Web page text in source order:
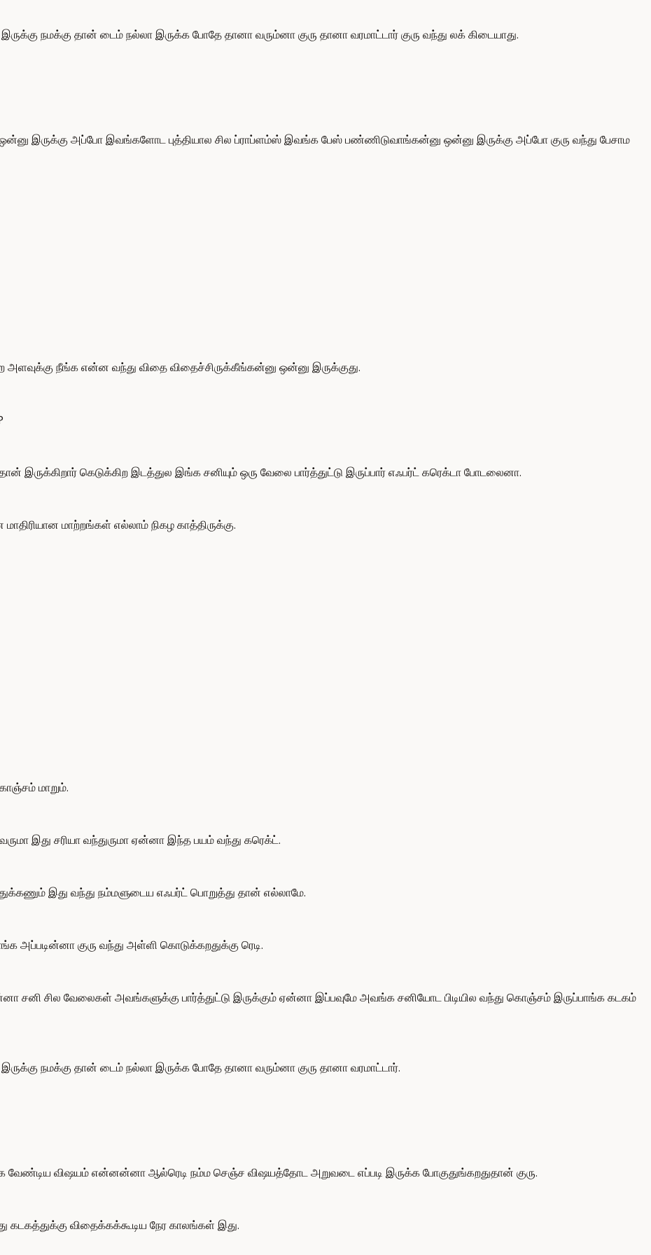
நமக்கு தான் டைம் நல்லா இருக்க போதே தானா வரும்னா குரு தானா வரமாட்டார் குரு வந்து லக் கிடையாது.
ஒன்னு இருக்கு அப்போ இவங்களோட புத்தியால சில ப்ராப்ளம்ஸ் இவங்க பேஸ் பண்ணிடுவாங்கன்னு ஒன்னு இருக்கு அப்போ குரு வந்து பேசாம
நீங்க என்ன வந்து விதை விதைச்சிருக்கீங்கன்னு ஒன்னு இருக்குது.
இருக்கிறார் கெடுக்கிற இடத்துல இங்க சனியும் ஒரு வேலை பார்த்துட்டு இருப்பார் எஃபர்ட் கரெக்டா போடலைனா.
மாற்றங்கள் எல்லாம் நிகழ காத்திருக்கு.
மாறும்.
இது சரியா வந்துருமா ஏன்னா இந்த பயம் வந்து கரெக்ட்.
இது வந்து நம்மளுடைய எஃபர்ட் பொறுத்து தான் எல்லாமே.
குரு வந்து அள்ளி கொடுக்கறதுக்கு ரெடி.
சனி சில வேலைகள் அவங்களுக்கு பார்த்துட்டு இருக்கும் ஏன்னா இப்பவுமே அவங்க சனியோட பிடியில வந்து கொஞ்சம் இருப்பாங்க கடகம்
நமக்கு தான் டைம் நல்லா இருக்க போதே தானா வரும்னா குரு தானா வரமாட்டார்.
வேண்டிய விஷயம் என்னன்னா ஆல்ரெடி நம்ம செஞ்ச விஷயத்தோட அறுவடை எப்படி இருக்க போகுதுங்கறதுதான் குரு.
விதைக்கக்கூடிய நேர காலங்கள் இது.